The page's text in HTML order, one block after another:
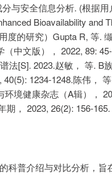
与安全信息分析. (根据
Bioavailability and
度的研究）Gupta R, 等.
中文版）， 2022, 89:
[S]. 2023.赵敏， 等. B
1234-1248.陈伟，
境健康杂志（A辑），
， 2023, 26(2): 156-165.
科普介绍与对比分析，